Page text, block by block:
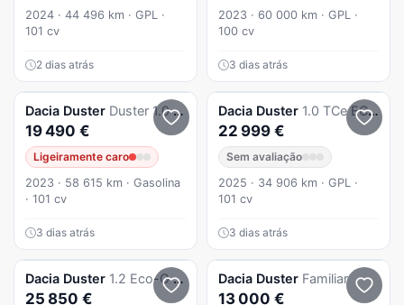
2024 · 44 496 km · GPL ·
101 cv
2 dias atrás
2023 · 60 000 km · GPL ·
100 cv
3 dias atrás
Dacia Duster Duster 1.0 TCe ECO-G Journey Bi-Fuel
19 490 €
Ligeiramente caro
2023 · 58 615 km · Gasolina
· 101 cv
3 dias atrás
Dacia Duster 1.0 TCe ECO-G Journey Bi-Fuel
22 999 €
Sem avaliação
2025 · 34 906 km · GPL ·
101 cv
3 dias atrás
Dacia Duster 1.2 Eco-G 120 Bi-Fuel Journey Auto
25 850 €
Dacia Duster Familiar
13 000 €